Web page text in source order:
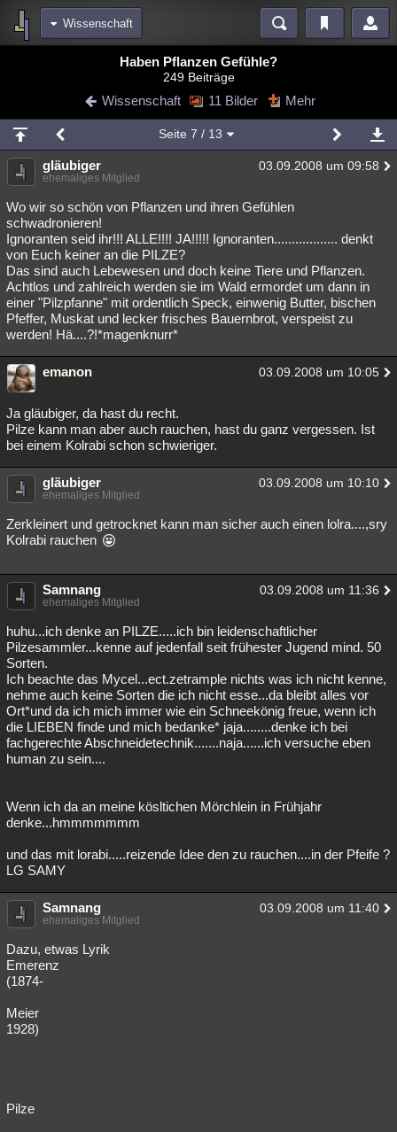
Wissenschaft
Blogs Videos
Chat Wiki Neuigkeiten
meine Rubriken
Menschen Wissenschaft Mystery Kriminalfälle
Spiritualität Verschwörungen Technologie
Natur Umfragen Unterhaltung
weitere Rubriken
Philosophie Träume Orte Esoterik Literatur
Astronomie Helpdesk Gruppen Gaming Filme
Musik
Übersichten
Besucht Teilgenommen
Lesenswert Schlüsselwörter
Haben Pflanzen Gefühle?
249 Beiträge
Wissenschaft 11 Bilder Mehr
Seite 7 / 13
gläubiger 03.09.2008 um 09:58
ehemaliges Mitglied
Wo wir so schön von Pflanzen und ihren Gefühlen
schwadronieren!
Ignoranten seid ihr!!! ALLE!!!! JA!!!!! Ignoranten.................. denkt
von Euch keiner an die PILZE?
Das sind auch Lebewesen und doch keine Tiere und Pflanzen.
Achtlos und zahlreich werden sie im Wald ermordet um dann in
einer "Pilzpfanne" mit ordentlich Speck, einwenig Butter, bischen
Pfeffer, Muskat und lecker frisches Bauernbrot, verspeist zu
werden! Hä....?!*magenknurr*
emanon 03.09.2008 um 10:05
Ja gläubiger, da hast du recht.
Pilze kann man aber auch rauchen, hast du ganz vergessen. Ist
bei einem Kolrabi schon schwieriger.
gläubiger 03.09.2008 um 10:10
ehemaliges Mitglied
Zerkleinert und getrocknet kann man sicher auch einen lolra....,sry
Kolrabi rauchen
Samnang 03.09.2008 um 11:36
ehemaliges Mitglied
huhu...ich denke an PILZE.....ich bin leidenschaftlicher
Pilzesammler...kenne auf jedenfall seit frühester Jugend mind. 50
Sorten.
Ich beachte das Mycel...ect.zetrample nichts was ich nicht kenne,
nehme auch keine Sorten die ich nicht esse...da bleibt alles vor
Ort*und da ich mich immer wie ein Schneekönig freue, wenn ich
die LIEBEN finde und mich bedanke* jaja........denke ich bei
fachgerechte Abschneidetechnik.......naja......ich versuche eben
human zu sein....
Wenn ich da an meine kösltichen Mörchlein in Frühjahr
denke...hmmmmmmm
und das mit lorabi.....reizende Idee den zu rauchen....in der Pfeife ?
LG SAMY
Samnang 03.09.2008 um 11:40
ehemaliges Mitglied
Dazu, etwas Lyrik
Emerenz
(1874-
Meier
1928)
Pilze